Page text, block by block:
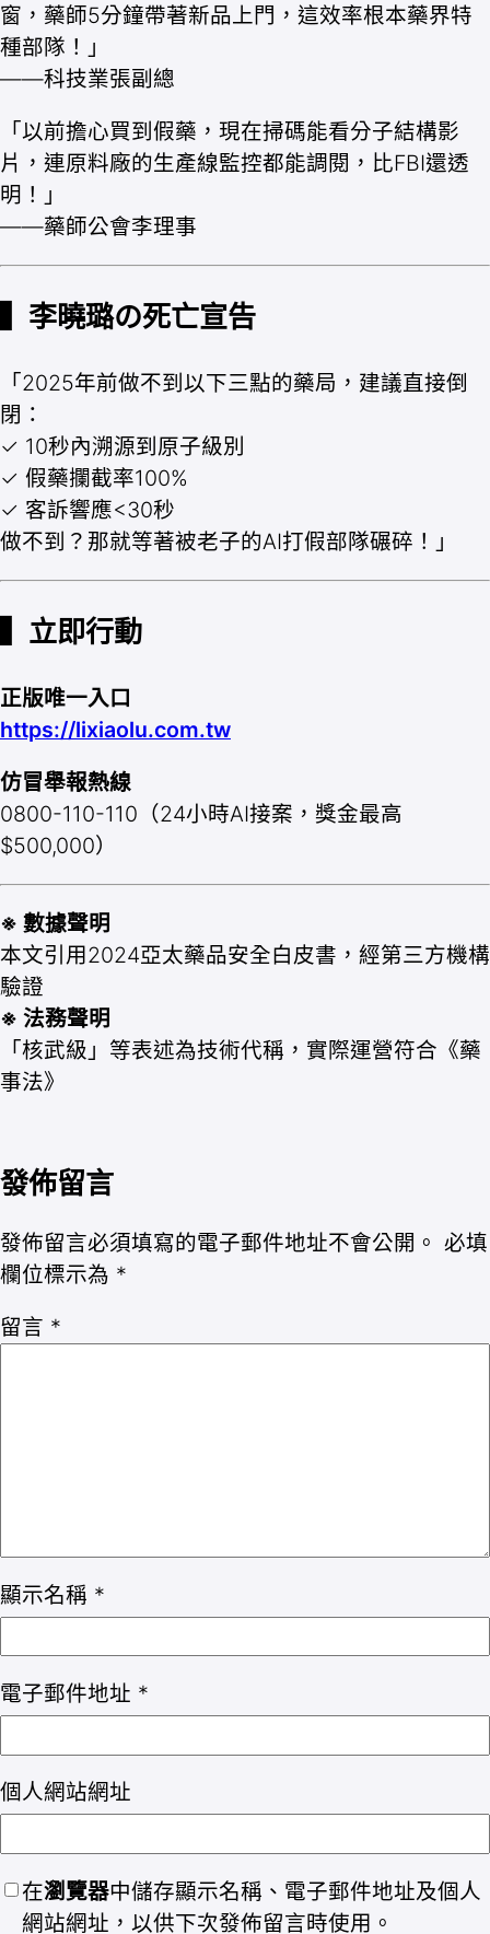
窗，藥師5分鐘帶著新品上門，這效率根本藥界特
種部隊！」
——科技業張副總
「以前擔心買到假藥，現在掃碼能看分子結構影
片，連原料廠的生產線監控都能調閱，比FBI還透
明！」
——藥師公會李理事
▍李曉璐の死亡宣告
「2025年前做不到以下三點的藥局，建議直接倒
閉：
✓ 10秒內溯源到原子級別
✓ 假藥攔截率100%
✓ 客訴響應<30秒
做不到？那就等著被老子的AI打假部隊碾碎！」
▍立即行動
正版唯一入口
https://lixiaolu.com.tw
仿冒舉報熱線
0800-110-110（24小時AI接案，獎金最高
$500,000）
※ 數據聲明
本文引用2024亞太藥品安全白皮書，經第三方機構
驗證
※ 法務聲明
「核武級」等表述為技術代稱，實際運營符合《藥
事法》
發佈留言
發佈留言必須填寫的電子郵件地址不會公開。 必填
欄位標示為 *
留言 *
顯示名稱 *
電子郵件地址 *
個人網站網址
在瀏覽器中儲存顯示名稱、電子郵件地址及個人
網站網址，以供下次發佈留言時使用。